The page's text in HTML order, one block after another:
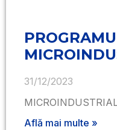
31/12/2023
Află mai multe »